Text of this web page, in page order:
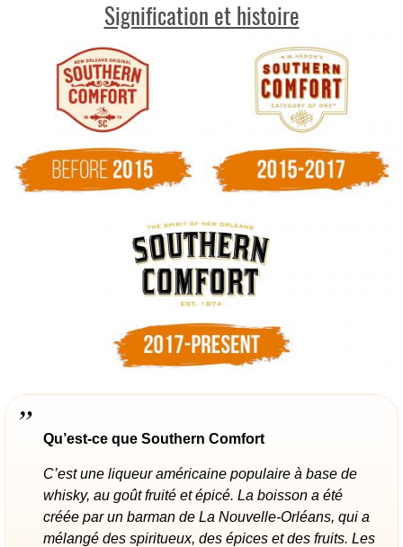
Signification et histoire
Qu’est-ce que Southern Comfort
C’est une liqueur américaine populaire à base de
whisky, au goût fruité et épicé. La boisson a été
créée par un barman de La Nouvelle-Orléans, qui a
mélangé des spiritueux, des épices et des fruits. Les